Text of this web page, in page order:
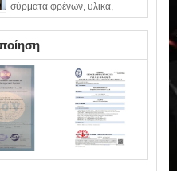
σύρματα φρένων, υλικά,
σύρματα από χαλκό